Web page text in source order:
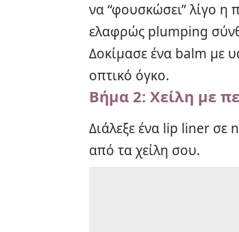
να “φουσκώσει” λίγο
ελαφρώς plumping
Δοκίμασε ένα balm με
οπτικό όγκο.
Βήμα 2: Χείλη με
Διάλεξε ένα lip liner
από τα χείλη σου.